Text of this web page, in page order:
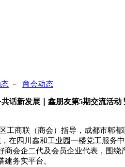
－ 商会动态
共话新发展｜鑫朋友第5期交流活
商联（商会）指导，成都市郫都
在四川鑫和工业园一楼党工服务
商会企二代及会员企业代表，围
务实平台。